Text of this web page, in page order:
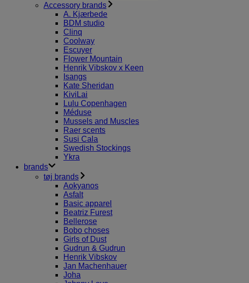
Accessory brands
A. Kjærbede
BDM studio
Clinq
Coolway
Escuyer
Flower Mountain
Henrik Vibskov x Keen
Isangs
Kate Sheridan
KiviLai
Lulu Copenhagen
Méduse
Mussels and Muscles
Raer scents
Susi Cala
Swedish Stockings
Ykra
brands
tøj brands
Aokyanos
Asfalt
Basic apparel
Beatriz Furest
Bellerose
Bobo choses
Girls of Dust
Gudrun & Gudrun
Henrik Vibskov
Jan Machenhauer
Joha